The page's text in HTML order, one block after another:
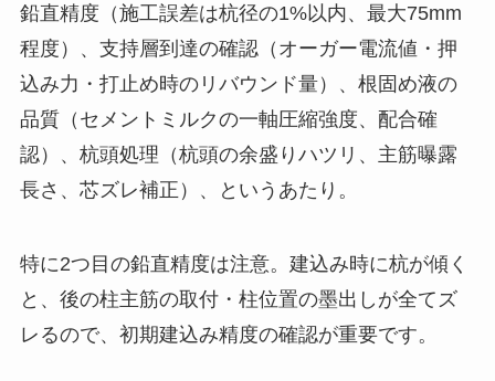
鉛直精度（施工誤差は杭径の1%以内、最大75mm
程度）、支持層到達の確認（オーガー電流値・押
込み力・打止め時のリバウンド量）、根固め液の
品質（セメントミルクの一軸圧縮強度、配合確
認）、杭頭処理（杭頭の余盛りハツリ、主筋曝露
長さ、芯ズレ補正）、というあたり。
特に2つ目の鉛直精度は注意。建込み時に杭が傾く
と、後の柱主筋の取付・柱位置の墨出しが全てズ
レるので、初期建込み精度の確認が重要です。